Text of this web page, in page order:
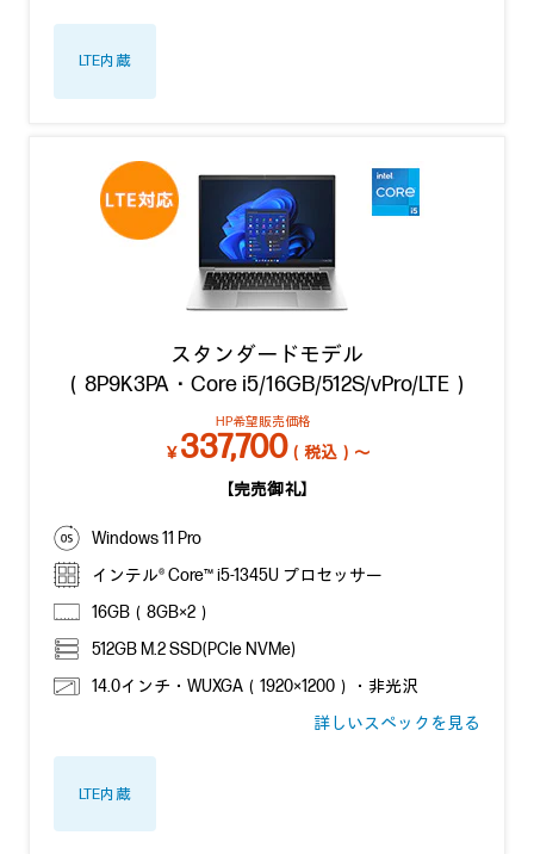
LTE内蔵
スタンダードモデル
（8P9K3PA・Core i5/16GB/512S/vPro/LTE）
HP希望販売価格
￥337,700（税込）～
【完売御礼】
Windows 11 Pro
インテル® Core™ i5-1345U プロセッサー
16GB（8GB×2）
512GB M.2 SSD(PCIe NVMe)
14.0インチ・WUXGA（1920×1200）・非光沢
詳しいスペックを見る
LTE内蔵